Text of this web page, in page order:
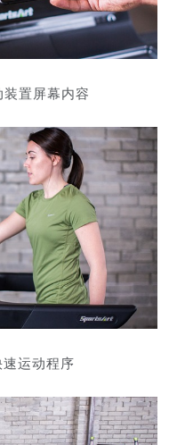
置屏幕内容
运动程序